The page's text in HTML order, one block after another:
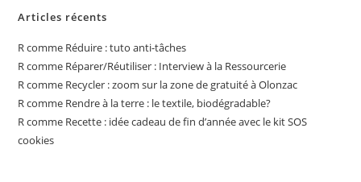
Articles récents
R comme Réduire : tuto anti-tâches
R comme Réparer/Réutiliser : Interview à la Ressourcerie
R comme Recycler : zoom sur la zone de gratuité à Olonzac
R comme Rendre à la terre : le textile, biodégradable?
R comme Recette : idée cadeau de fin d’année avec le kit SOS
cookies